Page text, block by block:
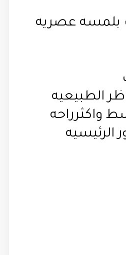
بلمسه عصريه
الطبيعيه
واكثرراحه
الرئيسيه